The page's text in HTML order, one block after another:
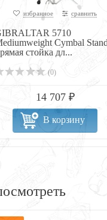
избранное сравнить
5710
Cymbal
стойка дл...
(0)
14 707 ₽
В корзину